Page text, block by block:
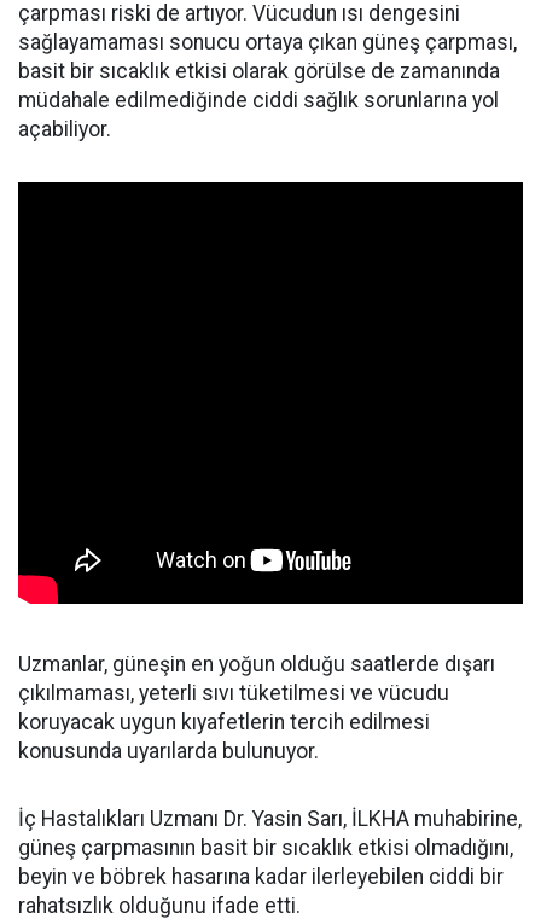
çarpması riski de artıyor. Vücudun ısı dengesini
sağlayamaması sonucu ortaya çıkan güneş çarpması,
basit bir sıcaklık etkisi olarak görülse de zamanında
müdahale edilmediğinde ciddi sağlık sorunlarına yol
açabiliyor.
Uzmanlar, güneşin en yoğun olduğu saatlerde dışarı
çıkılmaması, yeterli sıvı tüketilmesi ve vücudu
koruyacak uygun kıyafetlerin tercih edilmesi
konusunda uyarılarda bulunuyor.
İç Hastalıkları Uzmanı Dr. Yasin Sarı, İLKHA muhabirine,
güneş çarpmasının basit bir sıcaklık etkisi olmadığını,
beyin ve böbrek hasarına kadar ilerleyebilen ciddi bir
rahatsızlık olduğunu ifade etti.